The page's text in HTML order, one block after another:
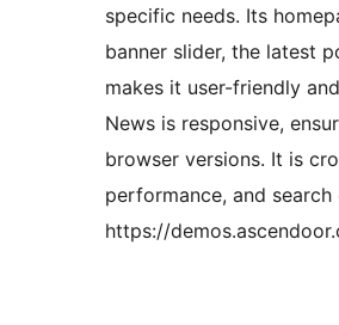
specific needs. Its
banner slider, the latest
makes it user-friendly
News is responsive,
browser versions. It is
performance, and
https://